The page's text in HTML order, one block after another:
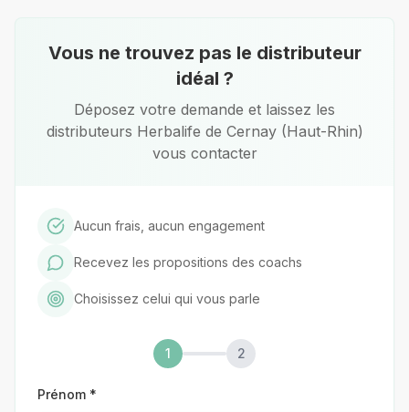
Vous ne trouvez pas le distributeur
idéal ?
Déposez votre demande et laissez les
distributeurs Herbalife de Cernay (Haut-Rhin)
vous contacter
Aucun frais, aucun engagement
Recevez les propositions des coachs
Choisissez celui qui vous parle
1 2
Prénom *